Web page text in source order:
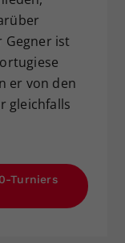
Gegner ist
er von den
gleichfalls
Turniers